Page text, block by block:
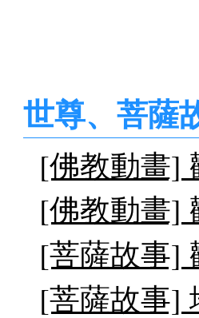
世尊、菩薩
[佛教動畫]
[佛教動畫]
[菩薩故事]
[菩薩故事]